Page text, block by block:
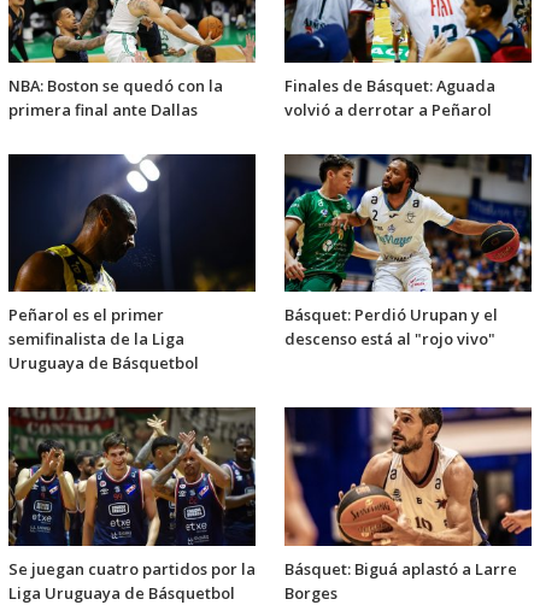
NBA: Boston se quedó con la
primera final ante Dallas
Finales de Básquet: Aguada
volvió a derrotar a Peñarol
Peñarol es el primer
semifinalista de la Liga
Uruguaya de Básquetbol
Básquet: Perdió Urupan y el
descenso está al "rojo vivo"
Se juegan cuatro partidos por la
Liga Uruguaya de Básquetbol
Básquet: Biguá aplastó a Larre
Borges